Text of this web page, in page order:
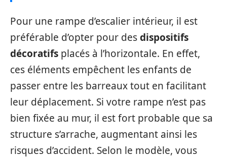
Pour une rampe d’escalier intérieur, il est
préférable d’opter pour desdispositifs
décoratifs placés à l’horizontale. En effet,
ces éléments empêchent les enfants de
passer entre les barreaux tout en facilitant
leur déplacement. Si votre rampe n’est pas
bien fixée au mur, il est fort probable que sa
structure s’arrache, augmentant ainsi les
risques d’accident. Selon le modèle, vous